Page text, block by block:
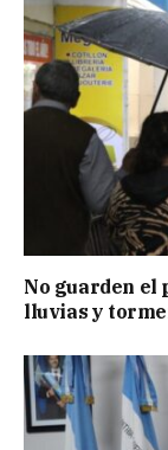
No guarden el
lluvias y